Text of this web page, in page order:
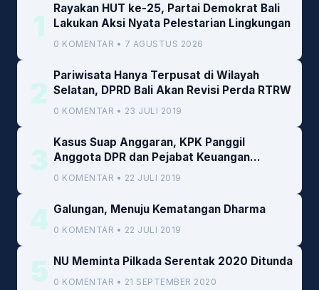
1
Rayakan HUT ke-25, Partai Demokrat Bali
Lakukan Aksi Nyata Pelestarian Lingkungan
0 KOMENTAR • 7 AGUSTUS 2026
2
Pariwisata Hanya Terpusat di Wilayah
Selatan, DPRD Bali Akan Revisi Perda RTRW
0 KOMENTAR • 23 JULI 2019
3
Kasus Suap Anggaran, KPK Panggil
Anggota DPR dan Pejabat Keuangan
Kemenkeu
0 KOMENTAR • 22 JULI 2019
4 Galungan, Menuju Kematangan Dharma
0 KOMENTAR • 22 JULI 2019
5 NU Meminta Pilkada Serentak 2020 Ditunda
0 KOMENTAR • 21 SEPTEMBER 2020